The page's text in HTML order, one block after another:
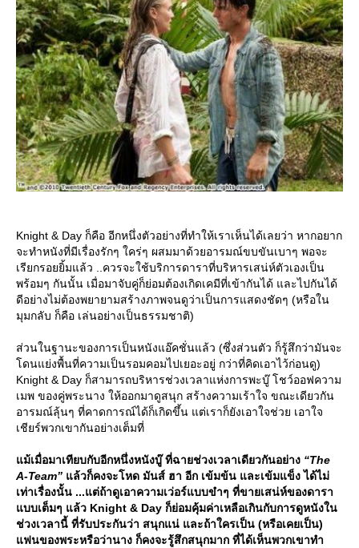
Knight & Day ก็คือ อีกหนึ่งตัวอย่างที่ทำให้เราเห็นได้เลยว่า หากอยาก
จะทำหนังที่มีเรื่องรักๆ ใคร่ๆ ผสมมาด้วยอารมณ์ขบขันเบาๆ พอจะ
เรียกรอยยิ้มแล้ว ..ควรจะใช้บริการดาราที่บริหารเสน่ห์ตัวเองเป็น
พร้อมๆ กันนั้น เมื่อมาจับคู่ก็ย่อมต้องเกิดเคมีที่เข้ากันได้ และไปกันได้
ดีอย่างไม่ต้องพยายามสร้างภาพจนดูว่าเป็นการแสดงชัดๆ (หรือใน
มุมกลับ ก็คือ เล่นอย่างเป็นธรรมชาติ)
ส่วนในฐานะของการเป็นหนังแอ๊คชั่นแล้ว (ซึ่งส่วนตัว ก็รู้สึกว่ามันจะ
ดนแย่งพื้นที่ความเป็นรอมคอมไปเยอะอยู่ กว่าที่คิดเอาไว้ก่อนดู)
Knight & Day ก็สามารถบริหารช่วงเวลาแห่งการพะบู๊ โชว์ออฟความ
เมพ ของคู่พระนาง ให้ออกมาดูสนุก สร้างความเร้าใจ ขณะเดียวกัน
อารมณ์ลุ้นๆ ที่คาดการณ์ได้ก็เกิดขึ้น แต่เราก็ยังเอาใจช่วย เอาใจ
เชียร์พวกเขากันอย่างเต็มที่
ม้เมื่อมาเทียบกับอีกหนึ่งหนังบู๊ ที่ฉายช่วงเวลาเดียวกันอย่าง “The
A-Team” ล้วก็คงจะโหด มันส์ ฮา อีก เข้มข้น และเข้มแข็ง ได้ไม่
เท่าเรื่องนั้น ...แต่ถ้าดูเอาความเว่อร์แบบขำๆ ที่ขายเสน่ห์ของดารา
บบเต็มๆ แล้ว Knight & Day ก็ย่อมคุ้มค่าเหลือเกินกับการดูหนังใน
ช่วงเวลานี้ ที่รับประกันว่า สนุกแน่ และถ้าใครเป็น (หรือเคยเป็น)
ฟนของพระหรือว่านาง ก็คงจะรู้สึกสนุกมาก ที่ได้เห็นพวกเขาทำ